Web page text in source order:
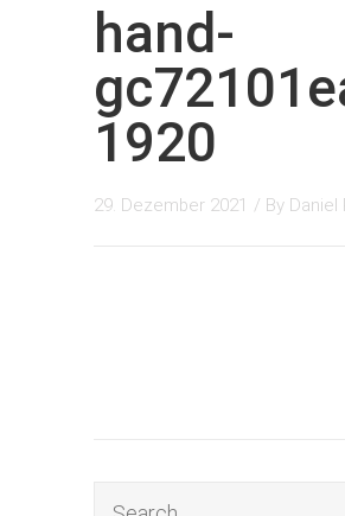
hand-
1920
29. Dezember 2021 / By Daniel